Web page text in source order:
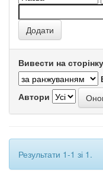
Вивести на сторінку
Автори
Результати 1-1 зі 1.